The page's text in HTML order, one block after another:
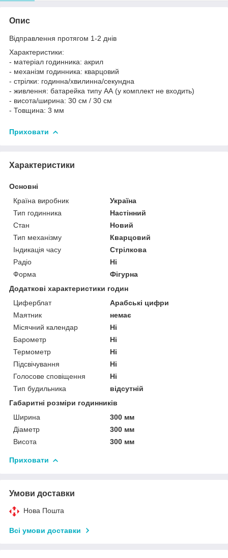
Опис
Відправлення протягом 1-2 днів
Характеристики:
- матеріал годинника: акрил
- механізм годинника: кварцовий
- стрілки: годинна/хвилинна/секундна
- живлення: батарейка типу АА (у комплект не входить)
- висота/ширина: 30 см / 30 см
- Товщина: 3 мм
Приховати
Характеристики
Основні
Країна виробник
Україна
Тип годинника
Настінний
Стан
Новий
Тип механізму
Кварцовий
Індикація часу
Стрілкова
Радіо
Ні
Форма
Фігурна
Додаткові характеристики годин
Циферблат
Арабські цифри
Маятник
немає
Місячний календар
Ні
Барометр
Ні
Термометр
Ні
Підсвічування
Ні
Голосове сповіщення
Ні
Тип будильника
відсутній
Габаритні розміри годинників
Ширина
300 мм
Діаметр
300 мм
Висота
300 мм
Приховати
Умови доставки
Нова Пошта
Всі умови доставки